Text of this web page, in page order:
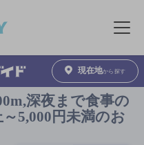
メニュ
現在地から探す
深夜まで食事の
5,000円未満のお